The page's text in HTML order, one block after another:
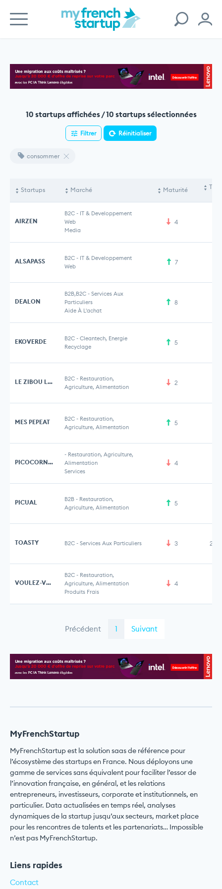
10 startups affichées / 10 startups sélectionnées
Filtrer Réinitialiser
consommer
Startups Marché Maturité
AIRZEN
B2C - IT & Developpement
Web
Media
4
ALSAPASS B2C - IT & Developpement
Web
7
DEALON
B2B,B2C - Services Aux
Particuliers
Aide À L'achat
8
EKOVERDE B2C - Cleantech, Energie
Recyclage
5
LE ZIBOU LAB B2C - Restauration,
Agriculture, Alimentation
2
MES PEPEAT B2C - Restauration,
Agriculture, Alimentation
5
PICOCORNER
- Restauration, Agriculture,
Alimentation
Services
4
PICUAL B2B - Restauration,
Agriculture, Alimentation
5
TOASTY B2C - Services Aux Particuliers 3
VOULEZ-VOUS
B2C - Restauration,
Agriculture, Alimentation
Produits Frais
4
Précédent 1 Suivant
MyFrenchStartup
MyFrenchStartup est la solution saas de référence pour
l’écosystème des startups en France. Nous déployons une
gamme de services sans équivalent pour faciliter l’essor de
l’innovation française, en général, et les relations
entrepreneurs, investisseurs, corporate et institutionnels, en
particulier. Data actualisées en temps réel, analyses
dynamiques de la startup jusqu’aux secteurs, market place
pour les rencontres de talents et les partenariats… Impossible
n’est pas MyFrenchStartup.
Liens rapides
Contact